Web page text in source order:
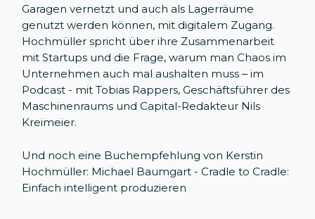
Garagen vernetzt und auch als Lagerräume
genutzt werden können, mit digitalem Zugang.
Hochmüller spricht über ihre Zusammenarbeit
mit Startups und die Frage, warum man Chaos im
Unternehmen auch mal aushalten muss – im
Podcast - mit Tobias Rappers, Geschäftsführer des
Maschinenraums und Capital-Redakteur Nils
Kreimeier.
Und noch eine Buchempfehlung von Kerstin
Hochmüller: Michael Baumgart - Cradle to Cradle:
Einfach intelligent produzieren